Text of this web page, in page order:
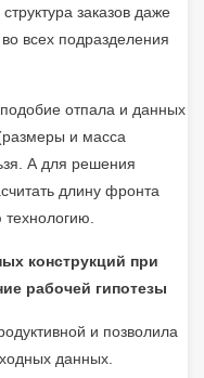
заказов даже
всех подразделения
отпала и данных
и масса
А для решения
длину фронта
конструкций при
рабочей гипотезы
и позволила
данных.